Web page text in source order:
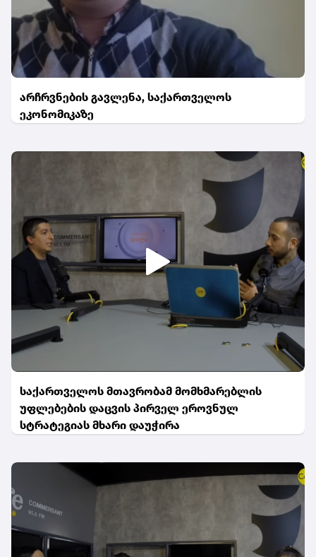
არჩრვნების გავლენა, საქართველოს
ეკონომიკაზე
საქართველოს მთავრობამ მომხმარებლის
უფლებების დაცვის პირველ ეროვნულ
სტრატეგიას მხარი დაუჭირა